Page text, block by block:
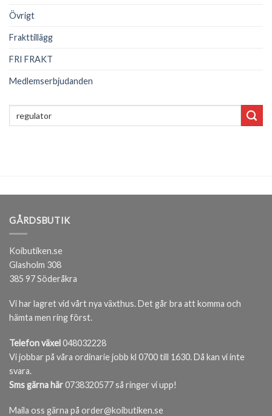
Övrigt
Frakttillägg
FRI FRAKT
Medlemserbjudanden
efter:
GÅRDSBUTIK
Koibutiken.se
Glasholm 308
385 97 Söderåkra
Vi har lagret vid vårt nya växthus. Det går bra att komma och
hämta men ring först.
Telefon växel048032228
Vi jobbar på våra ordinarie jobb kl 0700 till 1630. Då kan vi inte
svara.
Sms gärna här0738320577 så ringer vi upp!
Maila oss gärna på order@koibutiken.se